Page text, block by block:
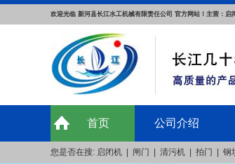
欢迎光临 新河县长江水工机械有限责任公司 官方网站！主营：
首页 公司介绍
您是否在搜: 启闭机 闸门 清污机 拍门 钢